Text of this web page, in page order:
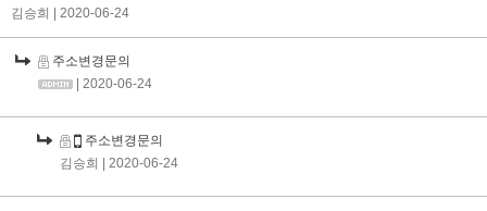
김승희
| 2020-06-24
주소변경문의
| 2020-06-24
주소변경문의
김승희
| 2020-06-24